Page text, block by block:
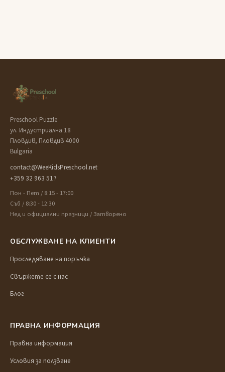
Preschool Puzzle
ул. Индустриална 18
Пловдив, Пловдив 4000
Bulgaria
contact@WeeKidsPreschool.net
+359 32 963 517
Пон - Пет / 8:15 - 17:00
Съб / 8:30 - 12:30
Нед и официални празници / Затворено
ОБСЛУЖВАНЕ НА КЛИЕНТИ
Проследяване на поръчка
Свържете се с нас
Блог
ПРАВНА ИНФОРМАЦИЯ
Правна информация
Условия за ползване